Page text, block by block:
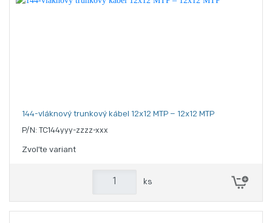
144-vláknový trunkový kábel 12x12 MTP – 12x12 MTP
P/N: TC144yyy-zzzz-xxx
Zvoľte variant
ks